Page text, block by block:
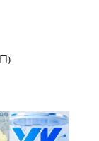
)